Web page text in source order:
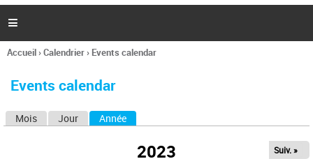
l
h
e

Vous
ici
Accueil›Calendrier› Events calendar
Events calendar
Mois Jour Année
2023 Suiv. »